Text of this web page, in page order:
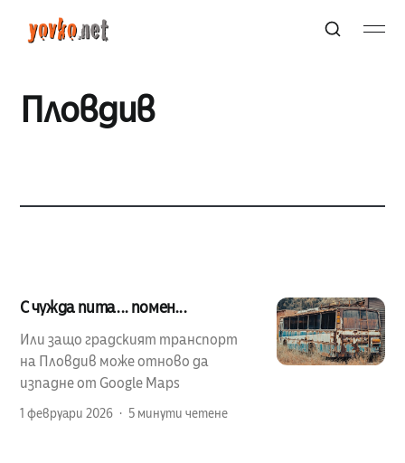
Пловдив
С чужда пита... помен...
Или защо градският транспорт
на Пловдив може отново да
изпадне от Google Maps
1 февруари 2026 5 минути четене